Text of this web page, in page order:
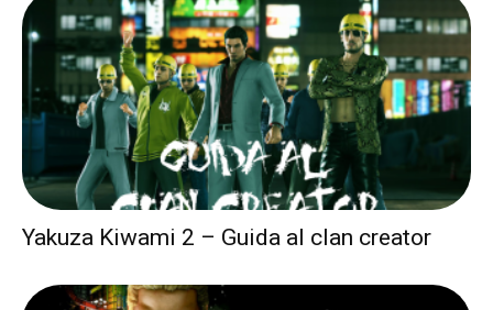
Yakuza Kiwami 2 – Guida al clan creator